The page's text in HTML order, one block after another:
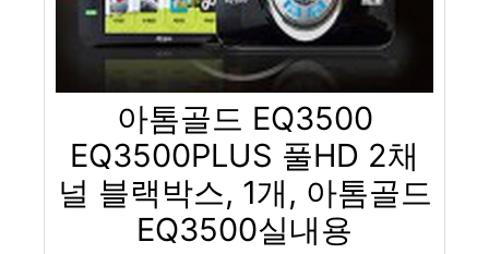
아톰골드 EQ3500
EQ3500PLUS 풀HD 2채
널 블랙박스, 1개, 아톰골드
EQ3500실내용